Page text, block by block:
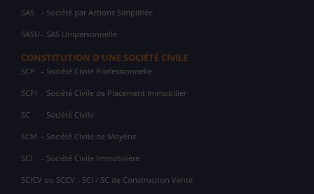
SAS - Société par Actions Simplifiée
SASU - SAS Unipersonnelle
CONSTITUTION D'UNE SOCIÉTÉ CIVILE
SCP - Société Civile Professionnelle
SCPI - Société Civile de Placement Immobilier
SC - Société Civile
SCM - Société Civile de Moyens
SCI - Société Civile Immobilière
SCICV ou SCCV - SCI / SC de Construction Vente